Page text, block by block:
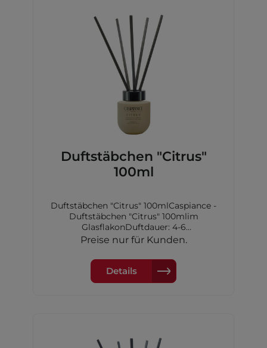
Duftstäbchen "Citrus"
100ml
Duftstäbchen "Citrus" 100mlCaspiance -
Duftstäbchen "Citrus" 100mlim
GlasflakonDuftdauer: 4-6
WochenKopfnote: Zitrone, Zitrus, Limette,
RosenholzBasisnote: Cremiger Moschus
Preise nur für Kunden.
Details